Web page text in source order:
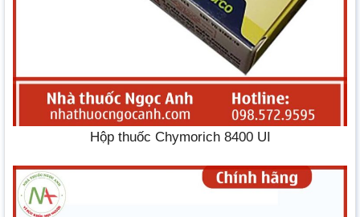
Hộp thuốc Chymorich 8400 UI